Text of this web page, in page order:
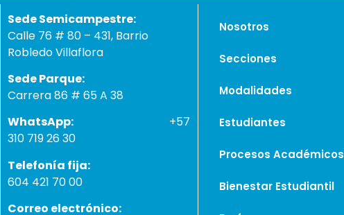
Sede Semicampestre:
Calle 76 # 80 – 431, Barrio
Robledo Villaflora
Sede Parque:
Carrera 86 # 65 A 38
WhatsApp: +57
310 719 26 30
Telefonía fija:
604 421 70 00
Correo electrónico:
Nosotros
Secciones
Modalidades
Estudiantes
Procesos Académicos
Bienestar Estudiantil